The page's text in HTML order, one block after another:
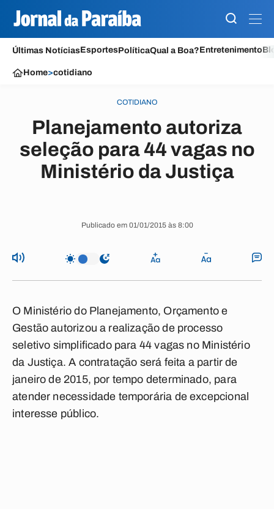
Últimas NotíciasEsportesPolíticaQual a Boa?Entretenimento
Home>cotidiano
COTIDIANO
Planejamento autoriza
seleção para 44 vagas no
Ministério da Justiça
Publicado em 01/01/2015 às 8:00
O Ministério do Planejamento, Orçamento e
Gestão autorizou a realização de processo
seletivo simplificado para 44 vagas no Ministério
da Justiça. A contratação será feita a partir de
janeiro de 2015, por tempo determinado, para
atender necessidade temporária de excepcional
interesse público.